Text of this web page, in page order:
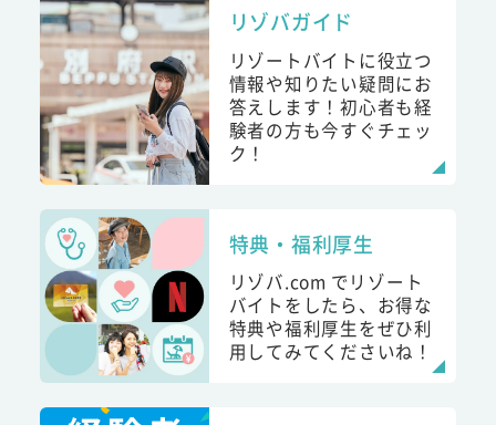
リゾバガイド
リゾートバイトに役立つ
情報や知りたい疑問にお
答えします！初心者も経
験者の方も今すぐチェッ
ク！
特典・福利厚生
リゾバ.com でリゾート
バイトをしたら、お得な
特典や福利厚生をぜひ利
用してみてくださいね！